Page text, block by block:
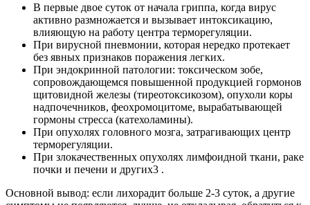
В первые двое суток от начала гриппа, когда вирус
активно размножается и вызывает интоксикацию,
влияющую на работу центра терморегуляции.
При вирусной пневмонии, которая нередко протекает
без явных признаков поражения легких.
При эндокринной патологии: токсическом зобе,
сопровождающемся повышенной продукцией гормонов
щитовидной железы (тиреотоксикозом), опухоли коры
надпочечников, феохромоцитоме, вырабатывающей
гормоны стресса (катехоламины).
При опухолях головного мозга, затрагивающих центр
терморегуляции.
При злокачественных опухолях лимфоидной ткани, раке
почки и печени и других3 .
Основной вывод: если лихорадит больше 2-3 суток, а другие